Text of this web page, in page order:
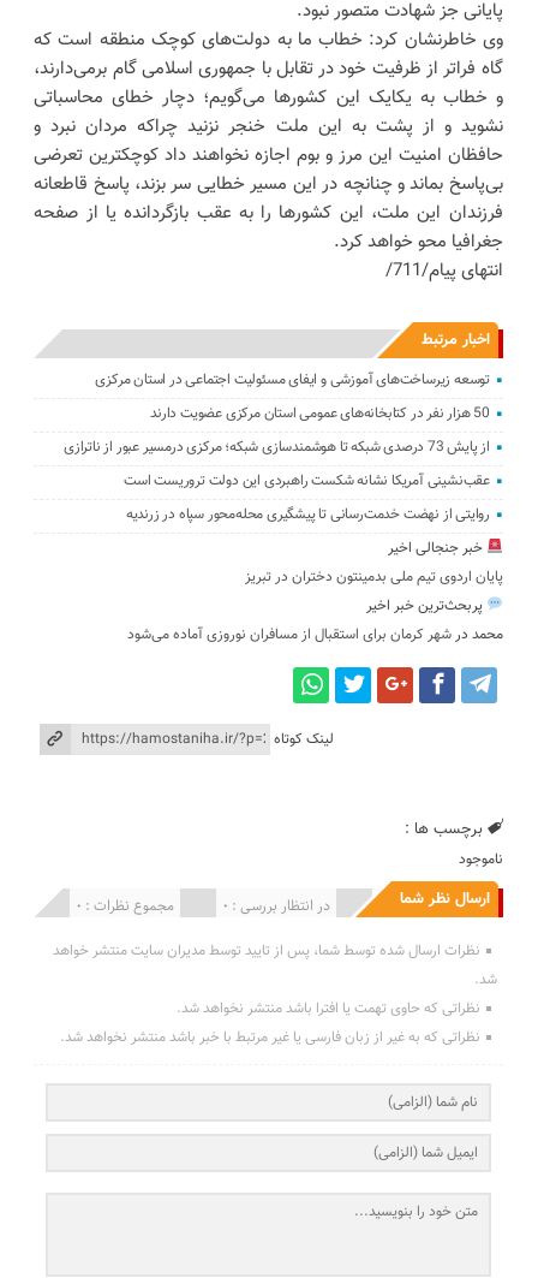
پایانی جز شهادت متصور نبود.
وی خاطرنشان کرد: خطاب ما به دولت‌های کوچک منطقه است که
گاه فراتر از ظرفیت خود در تقابل با جمهوری اسلامی گام برمی‌دارند،
و خطاب به یکایک این کشورها می‌گویم؛ دچار خطای محاسباتی
نشوید و از پشت به این ملت خنجر نزنید چراکه مردان نبرد و
حافظان امنیت این مرز و بوم اجازه نخواهند داد کوچکترین تعرضی
بی‌پاسخ بماند و چنانچه در این مسیر خطایی سر بزند، پاسخ قاطعانه
فرزندان این ملت، این کشورها را به عقب بازگردانده یا از صفحه
جغرافیا محو خواهد کرد.
انتهای پیام/711/
اخبار مرتبط
توسعه زیرساخت‌های آموزشی و ایفای مسئولیت اجتماعی در استان مرکزی
50 هزار نفر در کتابخانه‌های عمومی استان مرکزی عضویت دارند
از پایش 73 درصدی شبکه تا هوشمندسازی شبکه؛ مرکزی درمسیر عبور از ناترازی
عقب‌نشینی آمریکا نشانه شکست راهبردی این دولت تروریست است
روایتی از نهضت خدمت‌رسانی تا پیشگیری محله‌محور سپاه در زرندیه
خبر جنجالی اخیر
پایان اردوی تیم ملی بدمینتون دختران در تبریز
پربحث‌ترین خبر اخیر
محمد درشهر کرمان برای استقبال از مسافران نوروزی آماده می‌شود
لینک کوتاه
برچسب ها :
ناموجود
ارسال نظر شما مجموع نظرات : 0 در انتظار بررسی : 0 انتشار یافته : 0
نظرات ارسال شده توسط شما، پس از تایید توسط مدیران سایت منتشر خواهد
شد.
نظراتی که حاوی تهمت یا افترا باشد منتشر نخواهد شد.
نظراتی که به غیر از زبان فارسی یا غیر مرتبط با خبر باشد منتشر نخواهد شد.